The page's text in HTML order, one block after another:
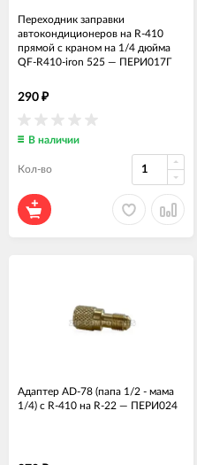
Переходник заправки
автокондиционеров на R-410
прямой с краном на 1/4 дюйма
QF-R410-iron 525 — ПЕРИ017Г
290 ₽
В наличии
Кол-во
Адаптер AD-78 (папа 1/2 - мама
1/4) с R-410 на R-22 — ПЕРИ024